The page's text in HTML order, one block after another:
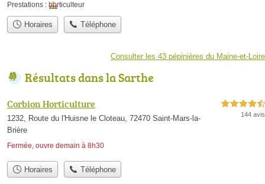
Prestations : horticulteur
Horaires Téléphone
Consulter les 43 pépinières du Maine-et-Loire
Résultats dans la Sarthe
Corbion Horticulture
1232, Route du l'Huisne le Cloteau, 72470 Saint-Mars-la-
Brière
Fermée, ouvre demain à 8h30
4,5 étoiles sur 5
144 avis
Horaires Téléphone